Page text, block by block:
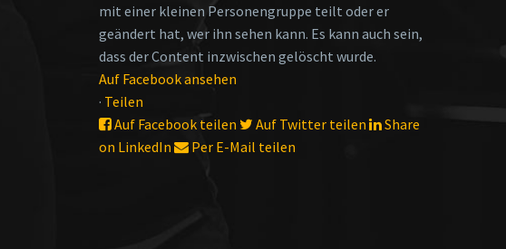
mit einer kleinen Personengruppe teilt oder er
geändert hat, wer ihn sehen kann. Es kann auch sein,
dass der Content inzwischen gelöscht wurde.
Auf Facebook ansehen
· Teilen
Auf Facebook teilen
Auf Twitter teilen
Share
on LinkedIn
Per E-Mail teilen